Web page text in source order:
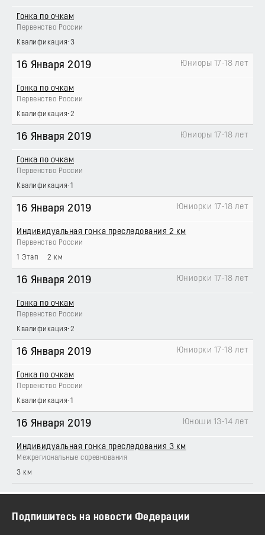
Гонка по очкам
Первенство России
Квалификация-3
16 Января 2019
Гонка по очкам
Первенство России
Юниоры 17-18 лет
Квалификация-2
16 Января 2019
Гонка по очкам
Первенство России
Юниоры 17-18 лет
Квалификация-1
16 Января 2019
Индивидуальная гонка преследования 2 км
Первенство России
Юниорки 17-18 лет
1 Этап 2 км
16 Января 2019
Гонка по очкам
Первенство России
Юниорки 17-18 лет
Квалификация-2
16 Января 2019
Гонка по очкам
Первенство России
Юниорки 17-18 лет
Квалификация-1
16 Января 2019
Индивидуальная гонка преследования 3 км
Межрегиональные соревнования
Юноши 13-14 лет
3 км
Подпишитесь на новости Федерации